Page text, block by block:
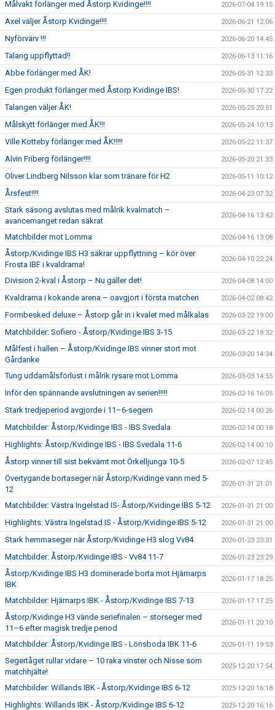
Målvakt förlänger med Åstorp Kvidinge!!!! 2026-07-04 19:15
Axel väljer Åstorp Kvidinge!!!! 2026-06-21 12:06
Nyförvärv !!! 2026-06-20 14:45
Talang uppflyttad!! 2026-06-13 11:16
Abbe förlänger med ÅK! 2026-05-31 12:33
Egen produkt förlänger med Åstorp Kvidinge IBS! 2026-05-30 17:22
Talangen väljer ÅK! 2026-05-25 20:51
Målskytt förlänger med ÅK!!! 2026-05-24 10:13
Ville Kotteby förlänger med ÅK!!!!! 2026-05-22 11:37
Alvin Friberg förlänger!!!! 2026-05-20 21:33
Oliver Lindberg Nilsson klar som tränare för H2 2026-05-11 10:12
Årsfest!!!! 2026-04-23 07:32
Stark säsong avslutas med målrik kvalmatch –
avancemanget redan säkrat
2026-04-16 13:42
Matchbilder mot Lomma 2026-04-16 13:08
Åstorp/Kvidinge IBS H3 säkrar uppflyttning – kör över
Frosta IBF i kvaldrama!
2026-04-10 22:24
Division 2-kval i Åstorp – Nu gäller det! 2026-04-08 14:00
Kvaldrama i kokande arena – oavgjort i första matchen 2026-04-02 08:42
Formbesked deluxe – Åstorp går in i kvalet med målkalas 2026-03-22 19:00
Matchbilder: Sofiero - Åstorp/Kvidinge IBS 3-15 2026-03-22 18:32
Målfest i hallen – Åstorp/Kvidinge IBS vinner stort mot
Gårdarike
2026-03-20 14:34
Tung uddamålsförlust i målrik rysare mot Lomma 2026-03-03 14:55
Inför den spännande avslutningen av serien!!!!! 2026-02-16 16:05
Stark tredjeperiod avgjorde i 11–6-segern 2026-02-14 00:26
Matchbilder: Åstorp/Kvidinge IBS - IBS Svedala 2026-02-14 00:18
Highlights: Åstorp/Kvidinge IBS - IBS Svedala 11-6 2026-02-14 00:10
Åstorp vinner till sist bekvämt mot Örkelljunga 10-5 2026-02-07 12:45
Övertygande bortaseger när Åstorp/Kvidinge vann med 5-
12
2026-01-31 21:01
Matchbilder: Västra Ingelstad IS- Åstorp/Kvidinge IBS 5-12 2026-01-31 21:00
Highlights: Västra Ingelstad IS - Åstorp/Kvidinge IBS 5-12 2026-01-31 21:00
Stark hemmaseger när Åstorp/Kvidinge H3 slog Vv84 2026-01-23 23:31
Matchbilder: Åstorp/Kvidinge IBS - Vv84 11-7 2026-01-23 23:29
Åstorp/Kvidinge IBS H3 dominerade borta mot Hjärnarps
IBK
2026-01-17 18:25
Matchbilder: Hjärnarps IBK - Åstorp/Kvidinge IBS 7-13 2026-01-17 17:25
Åstorp/Kvidinge H3 vände seriefinalen – storseger med
11–6 efter magisk tredje period
2026-01-11 20:10
Matchbilder: Åstorp/Kvidinge IBS - Lönsboda IBK 11-6 2026-01-11 19:53
Segertåget rullar vidare – 10 raka vinster och Nisse som
matchhjälte!
2025-12-20 17:54
Matchbilder: Willands IBK - Åstorp/Kvidinge IBS 6-12 2025-12-20 16:18
Highlights: Willands IBK - Åstorp/Kvidinge IBS 6-12 2025-12-20 16:16